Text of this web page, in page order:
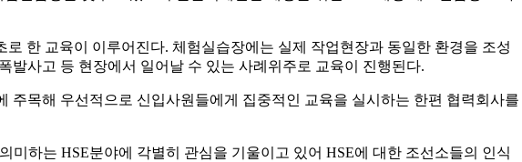
한 교육이 이루어진다. 체험실습장에는 실제 작업현장과 동일한 환경을 조성
사고 등 현장에서 일어날 수 있는 사례위주로 교육이 진행된다.
목해 우선적으로 신입사원들에게 집중적인 교육을 실시하는 한편 협력회사를
미하는 HSE분야에 각별히 관심을 기울이고 있어 HSE에 대한 조선소들의 인식